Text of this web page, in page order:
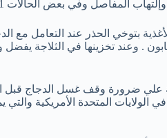
وفي بعض الحالات 1 من 100 حالة يحدث لهم شلل .
بتوخي الحذر عند التعامل مع
. وعند تخزينها في الثلاجة
علي ضرورة وقف غسل الدجاج قبل
في الولايات المتحدة الأمريكية